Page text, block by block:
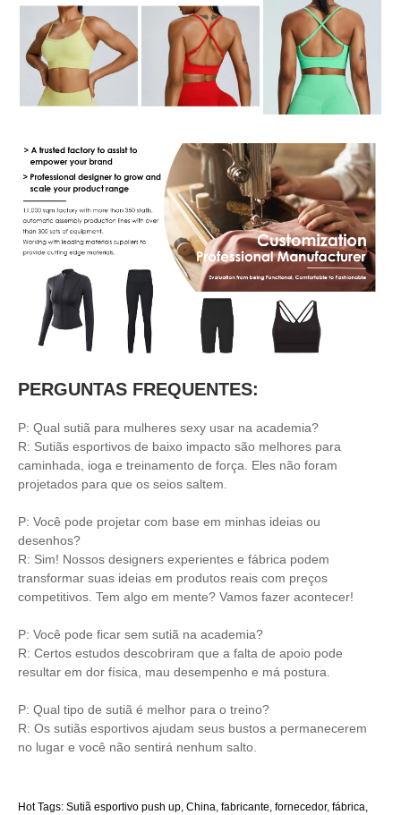
PERGUNTAS FREQUENTES:
P: Qual sutiã para mulheres sexy usar na academia?
R: Sutiãs esportivos de baixo impacto são melhores para
caminhada, ioga e treinamento de força. Eles não foram
projetados para que os seios saltem.
P: Você pode projetar com base em minhas ideias ou
desenhos?
R: Sim! Nossos designers experientes e fábrica podem
transformar suas ideias em produtos reais com preços
competitivos. Tem algo em mente? Vamos fazer acontecer!
P: Você pode ficar sem sutiã na academia?
R: Certos estudos descobriram que a falta de apoio pode
resultar em dor física, mau desempenho e má postura.
P: Qual tipo de sutiã é melhor para o treino?
R: Os sutiãs esportivos ajudam seus bustos a permanecerem
no lugar e você não sentirá nenhum salto.
Hot Tags: Sutiã esportivo push up, China, fabricante, fornecedor, fábrica,